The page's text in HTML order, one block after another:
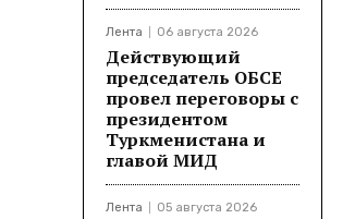
Лента 06 августа 2026
Действующий
председатель ОБСЕ
провел переговоры с
президентом
Туркменистана и
главой МИД
Лента 05 августа 2026